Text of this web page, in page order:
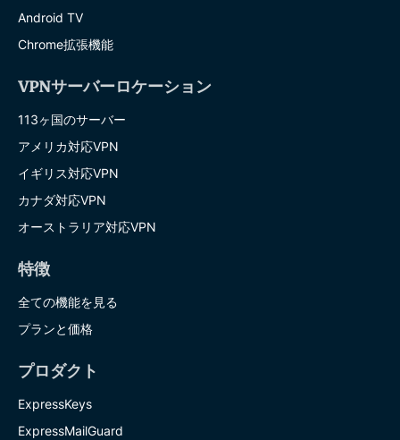
Android TV
Chrome拡張機能
VPNサーバーロケーション
113ヶ国のサーバー
アメリカ対応VPN
イギリス対応VPN
カナダ対応VPN
オーストラリア対応VPN
特徴
全ての機能を見る
プランと価格
プロダクト
ExpressKeys
ExpressMailGuard